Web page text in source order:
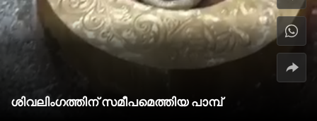
ശിവലിംഗത്തിന് സമീപമെത്തിയ പാമ്പ്